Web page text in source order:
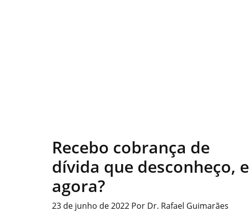
Recebo cobrança de
dívida que desconheço, e
agora?
23 de junho de 2022 Por Dr. Rafael Guimarães